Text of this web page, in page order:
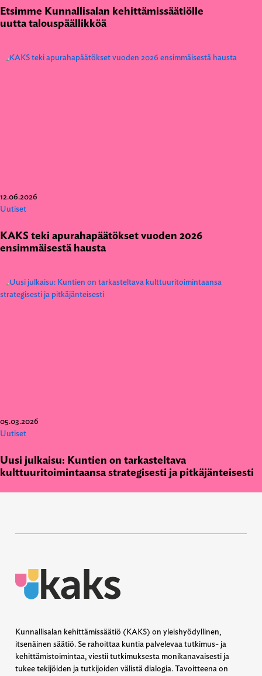
Etsimme Kunnallisalan kehittämissäätiölle
uutta talouspäällikköä
12.06.2026
Uutiset
KAKS teki apurahapäätökset vuoden 2026
ensimmäisestä hausta
05.03.2026
Uutiset
Uusi julkaisu: Kuntien on tarkasteltava
kulttuuritoimintaansa strategisesti ja pitkäjänteisesti
Kunnallisalan kehittämissäätiö (KAKS) on yleishyödyllinen,
itsenäinen säätiö. Se rahoittaa kuntia palvelevaa tutkimus- ja
kehittämistoimintaa, viestii tutkimuksesta monikanavaisesti ja
tukee tekijöiden ja tutkijoiden välistä dialogia. Tavoitteena on